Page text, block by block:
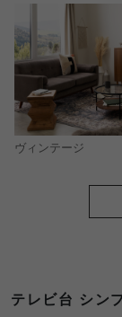
ヴィンテージ
テレビ台 シン